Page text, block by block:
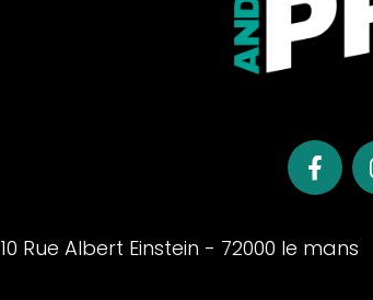
10 Rue Albert Einstein - 72000 le mans